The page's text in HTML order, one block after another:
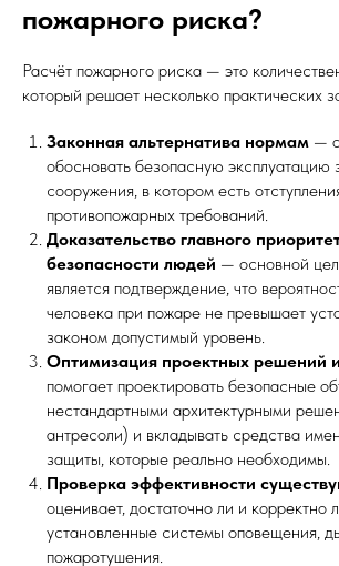
пожарного риска?
Расчёт пожарного риска — это
который решает несколько практических
Законная альтернатива нормам —
обосновать безопасную эксплуатацию
сооружения, в котором есть
противопожарных требований.
Доказательство главного
безопасности людей — основной
является подтверждение, что
человека при пожаре не превышает
законом допустимый уровень.
Оптимизация проектных решений
помогает проектировать безопасные
нестандартными архитектурными
антресоли) и вкладывать средства
защиты, которые реально необходимы.
Проверка эффективности
оценивает, достаточно ли и корректно
установленные системы оповещения,
пожаротушения.